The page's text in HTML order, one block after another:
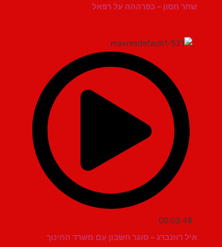
שחר חסון – כפרההה על רפאל
00:03:48
איל רוזנברג – סוגר חשבון עם משרד החינוך